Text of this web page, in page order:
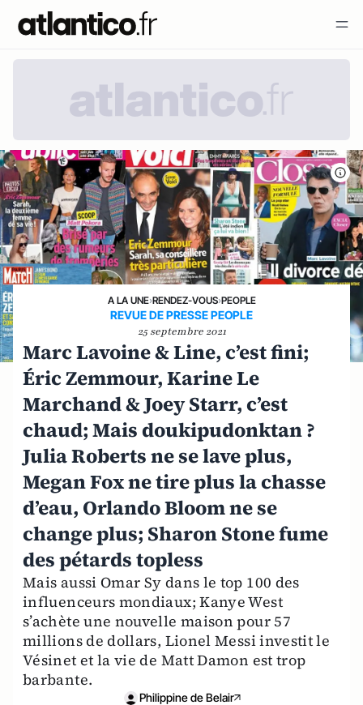
A LA UNE›RENDEZ-VOUS›PEOPLE
REVUE DE PRESSE PEOPLE
25 septembre 2021
Marc Lavoine & Line, c’est fini;
Éric Zemmour, Karine Le
Marchand & Joey Starr, c’est
chaud; Mais doukipudonktan ?
Julia Roberts ne se lave plus,
Megan Fox ne tire plus la chasse
d’eau, Orlando Bloom ne se
change plus; Sharon Stone fume
des pétards topless
Mais aussi Omar Sy dans le top 100 des
influenceurs mondiaux; Kanye West
s’achète une nouvelle maison pour 57
millions de dollars, Lionel Messi investit le
Vésinet et la vie de Matt Damon est trop
barbante.
Philippine de Belair